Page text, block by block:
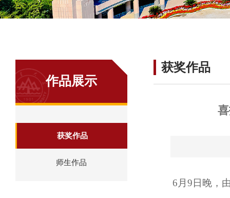
作品展示
获奖作品
师生作品
获奖作品
6月9日晚，